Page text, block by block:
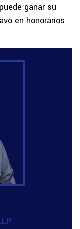
ganar su
en honorarios